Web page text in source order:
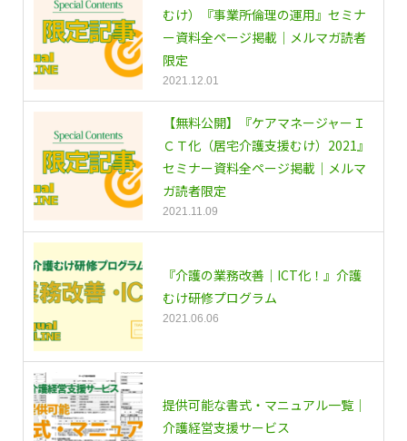
むけ）『事業所倫理の運用』セミナ
ー資料全ページ掲載｜メルマガ読者
限定
2021.12.01
【無料公開】『ケアマネージャーＩ
ＣＴ化（居宅介護支援むけ）2021』
セミナー資料全ページ掲載｜メルマ
ガ読者限定
2021.11.09
『介護の業務改善｜ICT化！』介護
むけ研修プログラム
2021.06.06
提供可能な書式・マニュアル一覧｜
介護経営支援サービス